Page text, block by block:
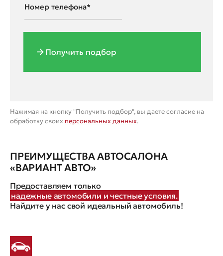
Получить подбор
Нажимая на кнопку "Получить подбор", вы даете согласие на
обработку своих персональных данных.
ПРЕИМУЩЕСТВА АВТОСАЛОНА
«ВАРИАНТ АВТО»
Предоставляем только
надежные автомобили и честные условия.
Найдите у нас свой идеальный автомобиль!